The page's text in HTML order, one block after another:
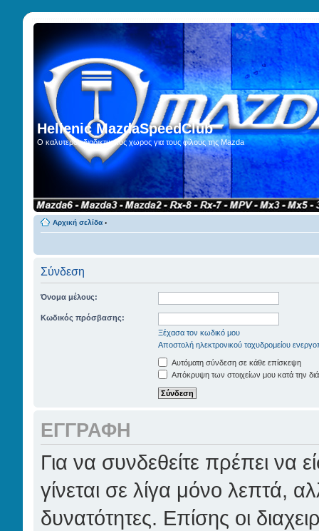
Hellenic MazdaSpeedClub
Ο καλυτερος διαδικτυακος χωρος για τους φίλους της Mazda
Αρχική σελίδα ‹
Σύνδεση
Όνομα μέλους:
Κωδικός πρόσβασης:
Ξέχασα τον κωδικό μου
Αποστολή ηλεκτρονικού ταχυδρομείου
Αυτόματη σύνδεση σε κάθε επίσκεψη
Απόκρυψη των στοιχείων μου κατά την
ΕΓΓΡΑΦΉ
Για να συνδεθείτε πρέπει να
γίνεται σε λίγα μόνο λεπτά,
δυνατότητες. Επίσης οι